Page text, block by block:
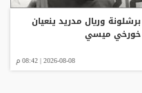
برشلونة وريال مدريد ينعيان
خورخي ميسي
2026-08-08 | 08:42 م